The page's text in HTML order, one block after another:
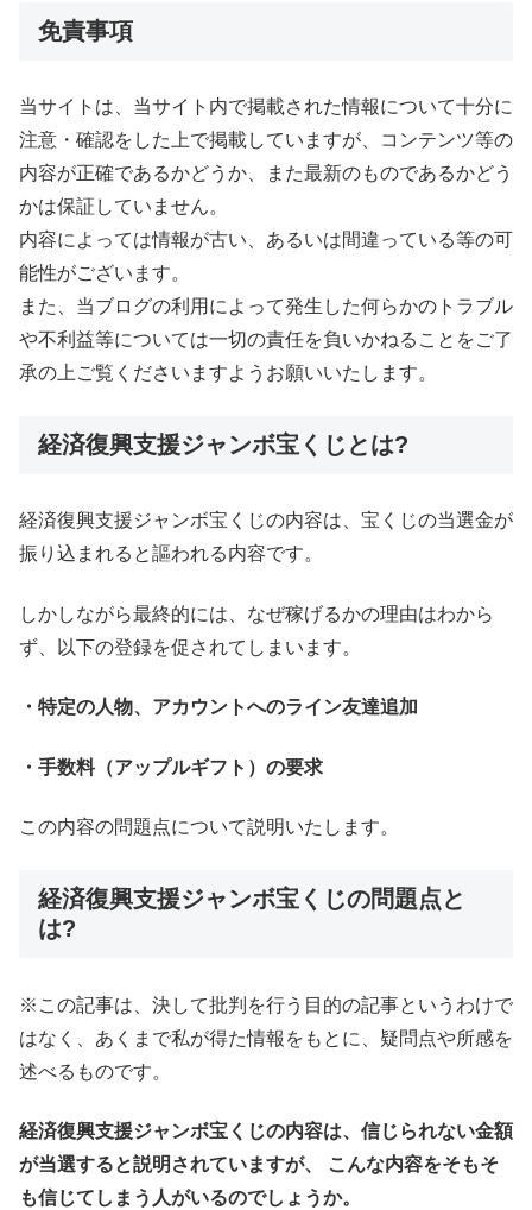
免責事項
当サイトは、当サイト内で掲載された情報について十分に
注意・確認をした上で掲載していますが、コンテンツ等の
内容が正確であるかどうか、また最新のものであるかどう
かは保証していません。
内容によっては情報が古い、あるいは間違っている等の可
能性がございます。
また、当ブログの利用によって発生した何らかのトラブル
や不利益等については一切の責任を負いかねることをご了
承の上ご覧くださいますようお願いいたします。
経済復興支援ジャンボ宝くじとは?
経済復興支援ジャンボ宝くじの内容は、宝くじの当選金が
振り込まれると謳われる内容です。
しかしながら最終的には、なぜ稼げるかの理由はわから
ず、以下の登録を促されてしまいます。
・特定の人物、アカウントへのライン友達追加
・手数料（アップルギフト）の要求
この内容の問題点について説明いたします。
経済復興支援ジャンボ宝くじの問題点と
は?
※この記事は、決して批判を行う目的の記事というわけで
はなく、あくまで私が得た情報をもとに、疑問点や所感を
述べるものです。
経済復興支援ジャンボ宝くじの内容は、信じられない金額
が当選すると説明されていますが、 こんな内容をそもそ
も信じてしまう人がいるのでしょうか。